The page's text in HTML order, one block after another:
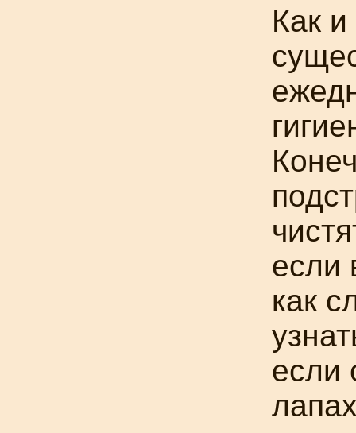
Как
если
как
если